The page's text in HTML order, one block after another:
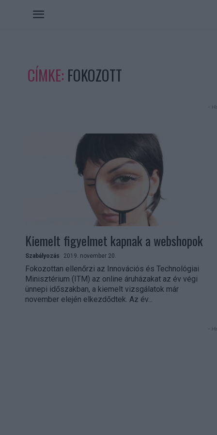
CÍMKE: FOKOZOTT
-
Kiemelt figyelmet kapnak a webshopok
Szabályozás 2019. november 20.
Fokozottan ellenőrzi az Innovációs és Technológiai
Minisztérium (ITM) az online áruházakat az év végi
ünnepi időszakban, a kiemelt vizsgálatok már
november elején elkezdődtek. Az év...
-